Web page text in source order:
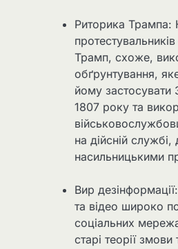
Риторика Трампа:
Трамп, схоже,
обґрунтування,
йому застосувати
1807 року та
на дійсній
насильницькими
Вир
та відео широко
соціальних
старі теорії